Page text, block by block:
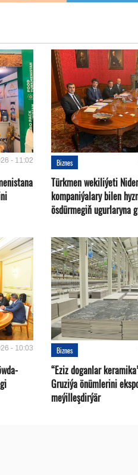
- 11:02 Biznes
Türkmen wekiliýeti
kompaniýalary bilen
ösdürmegiň ugurlaryna
- 10:03 Biznes
“Eziz doganlar
Gruziýa önümlerini
meýilleşdirýär